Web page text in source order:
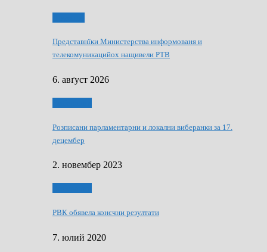
Представнїки Министерства информованя и
телекомуникацийох нащивели РТВ
6. авґуст 2026
Розписани парламентарни и локални виберанки за 17.
децембер
2. новембер 2023
РВК обявела конєчни резултати
7. юлий 2020